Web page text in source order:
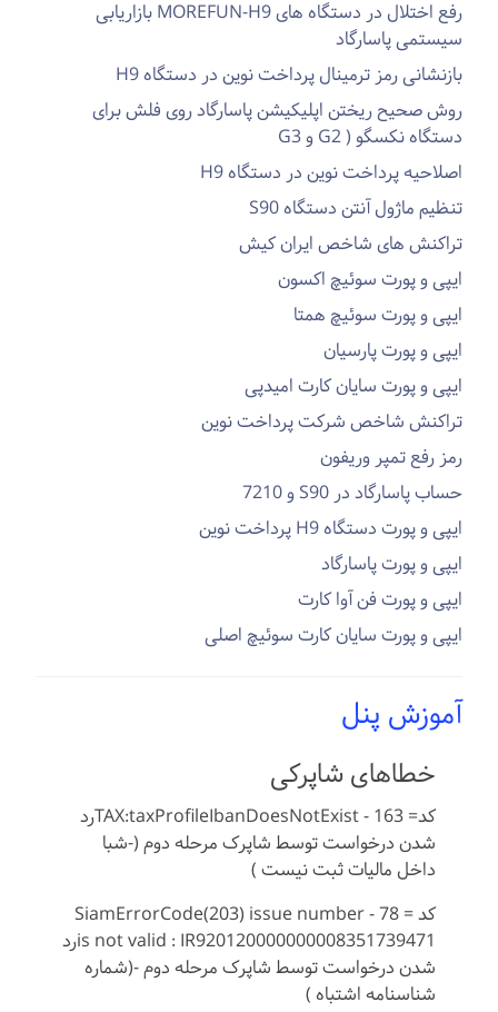
رفع اختلال در دستگاه های MOREFUN-H9 بازاریابی
سیستمی پاسارگاد
بازنشانی رمز ترمینال پرداخت نوین در دستگاه H9
روش صحیح ریختن اپلیکیشن پاسارگاد روی فلش برای
دستگاه نکسگو ( G2 و G3
اصلاحیه پرداخت نوین در دستگاه H9
تنظیم ماژول آنتن دستگاه S90
تراکنش های شاخص ایران کیش
ایپی و پورت سوئیچ اکسون
ایپی و پورت سوئیچ همتا
ایپی و پورت پارسیان
ایپی و پورت سایان کارت امیدپی
تراکنش شاخص شرکت پرداخت نوین
رمز رفع تمپر وریفون
حساب پاسارگاد در S90 و 7210
ایپی و پورت دستگاه H9 پرداخت نوین
ایپی و پورت پاسارگاد
ایپی و پورت فن آوا کارت
ایپی و پورت سایان کارت سوئیچ اصلی
آموزش پنل
خطاهای شاپرکی
کد= 163 - TAX:taxProfileIbanDoesNotExistرد
شدن درخواست توسط شاپرک مرحله دوم (-شبا
داخل مالیات ثبت نیست )
کد = 78 - SiamErrorCode(203) issue number
is not valid : IR920120000000008351739471رد
شدن درخواست توسط شاپرک مرحله دوم -(شماره
شناسنامه اشتباه )